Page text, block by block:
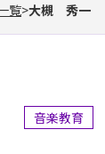
覧 大槻 秀一
音楽教育